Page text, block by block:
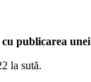
cu publicarea
la sută.